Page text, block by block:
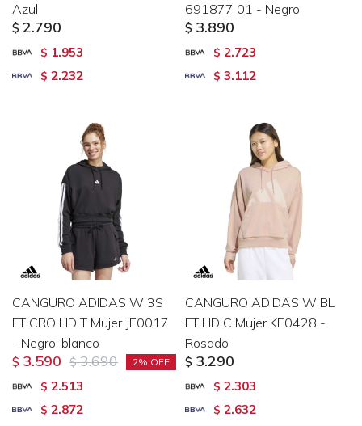
Azul
$ 2.790
$ 1.953
$ 2.232
691877 01 - Negro
$ 3.890
$ 2.723
$ 3.112
CANGURO ADIDAS W 3S
FT CRO HD T Mujer JE0017
- Negro-blanco
$ 3.590 $ 3.690 2
$ 2.513
$ 2.872
CANGURO ADIDAS W BL
FT HD C Mujer KE0428 -
Rosado
$ 3.290
$ 2.303
$ 2.632